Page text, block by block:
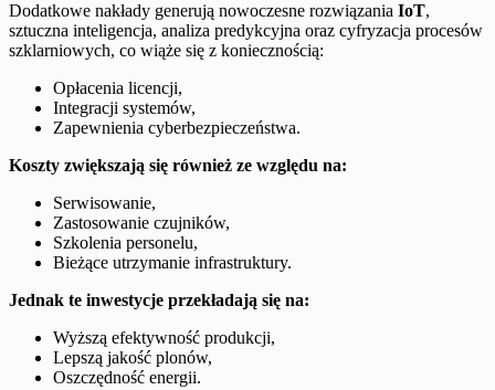
Dodatkowe nakłady generują nowoczesne rozwiązania IoT,
sztuczna inteligencja, analiza predykcyjna oraz cyfryzacja procesów
szklarniowych, co wiąże się z koniecznością:
Opłacenia licencji,
Integracji systemów,
Zapewnienia cyberbezpieczeństwa.
Koszty zwiększają się również ze względu na:
Serwisowanie,
Zastosowanie czujników,
Szkolenia personelu,
Bieżące utrzymanie infrastruktury.
Jednak te inwestycje przekładają się na:
Wyższą efektywność produkcji,
Lepszą jakość plonów,
Oszczędność energii.